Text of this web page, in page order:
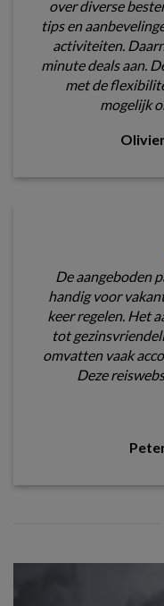
over diverse
tips en
activiteiten.
minute deals aan.
met de
mogelijk
De aangeboden
handig voor
keer regelen. Het
tot
omvatten vaak
Deze